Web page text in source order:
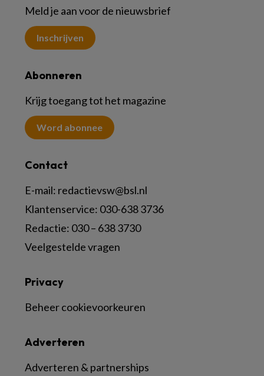
Meld je aan voor de nieuwsbrief
Inschrijven
Abonneren
Krijg toegang tot het magazine
Word abonnee
Contact
E-mail: redactievsw@bsl.nl
Klantenservice: 030-638 3736
Redactie: 030 – 638 3730
Veelgestelde vragen
Adverteren
Adverteren & partnerships
Privacy
Beheer cookievoorkeuren